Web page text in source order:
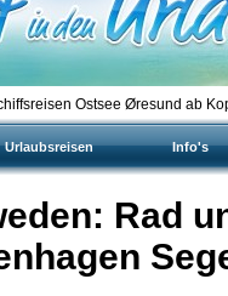
Ostsee Øresund ab
Urlaubsreisen Info's
Rad